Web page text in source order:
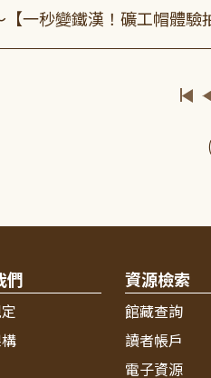
【一秒變鐵漢！礦工帽體驗
們 資源檢索
館藏查詢
讀者帳戶
電子資源